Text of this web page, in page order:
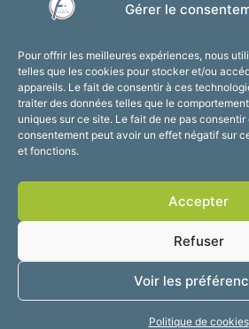
Gérer le
Pour offrir les meilleures expériences, nous
telles que les cookies pour stocker et/ou
appareils. Le fait de consentir à ces
traiter des données telles que le
uniques sur ce site. Le fait de ne pas consentir
consentement peut avoir un effet négatif sur
et fonctions.
Accepter
Refuser
Voir les
Politique de cookies
03 27 59 69
Horaires
Du lundi au
de 8h30 à 12h et de
Suivez-nous !
Accessibilité
2025 © Propulsé par